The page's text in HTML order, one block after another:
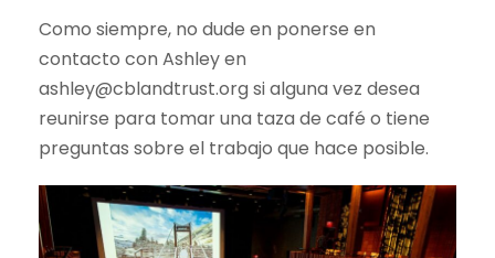
Como siempre, no dude en ponerse en
contacto con Ashley en
ashley@cblandtrust.org si alguna vez desea
reunirse para tomar una taza de café o tiene
preguntas sobre el trabajo que hace posible.